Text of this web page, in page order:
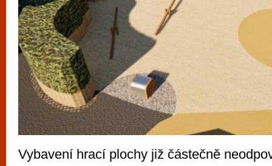
Vybavení hrací plochy již částečně